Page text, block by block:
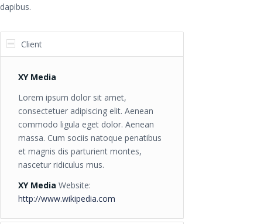
dapibus.
Client
XY Media
Lorem ipsum dolor sit amet,
consectetuer adipiscing elit. Aenean
commodo ligula eget dolor. Aenean
massa. Cum sociis natoque penatibus
et magnis dis parturient montes,
nascetur ridiculus mus.
XY Media Website:
http://www.wikipedia.com